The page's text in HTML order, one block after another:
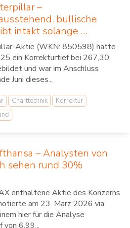
–
bullische
intakt solange …
Aktie (WKN: 850598) hatte
ein Korrekturtief bei 267,30
und war im Anschluss
Juni dieses...
Charttechnik
Korrektur
– Analysten von
sehen rund 30%
enthaltene Aktie des Konzerns
am 23. März 2026 via
hier für die Analyse
von 6,99...